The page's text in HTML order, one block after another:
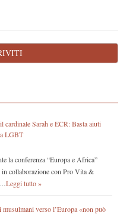
Sarah e ECR: Basta aiuti
LGBT
la conferenza “Europa e Africa”
collaborazione con Pro Vita &
…Leggi tutto »
verso l’Europa «non può